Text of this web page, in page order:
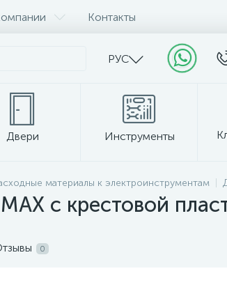
Контакты
РУС
Двери Инструменты
материалы к электроинструментам
c крестовой
0